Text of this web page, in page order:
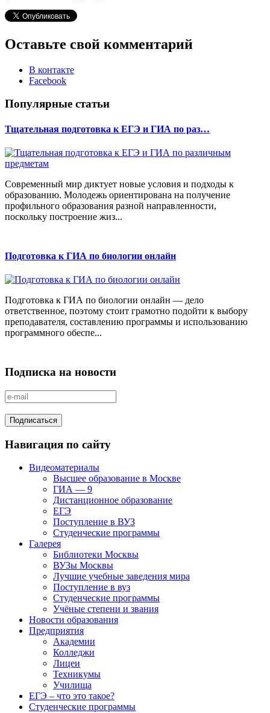
Оставьте свой комментарий
В контакте
Facebook
Популярные статьи
Тщательная подготовка к ЕГЭ и ГИА по раз…
Современный мир диктует новые условия и подходы к
образованию. Молодежь ориентирована на получение
профильного образования разной направленности,
поскольку построение жиз...
Подготовка к ГИА по биологии онлайн
Подготовка к ГИА по биологии онлайн — дело
ответственное, поэтому стоит грамотно подойти к выбору
преподавателя, составлению программы и использованию
программного обеспе...
Подписка на новости
Навигация по сайту
Видеоматериалы
Высшее образование в Москве
ГИА — 9
Дистанционное образование
ЕГЭ
Поступление в ВУЗ
Студенческие программы
Галерея
Библиотеки Москвы
ВУЗы Москвы
Лучшие учебные заведения мира
Поступление в вуз
Студенческие программы
Учёные степени и звания
Новости образования
Предприятия
Академии
Колледжи
Лицеи
Техникумы
Училища
ЕГЭ – что это такое?
Студенческие программы